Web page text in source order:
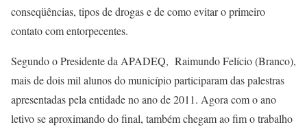
conseqüências, tipos de drogas e de como evitar o primeiro
contato com entorpecentes.
Segundo o Presidente da APADEQ, Raimundo Felício (Branco),
mais de dois mil alunos do município participaram das palestras
apresentadas pela entidade no ano de 2011. Agora com o ano
letivo se aproximando do final, também chegam ao fim o trabalho